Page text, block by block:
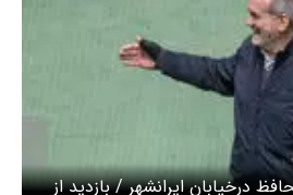
درخیابان ایرانشهر / بازدید از